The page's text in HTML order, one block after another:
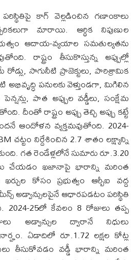
పరిస్థితిపై కాగ్ వెల్లడించిన గణాంకాలు
మారాయి. ఆర్థిక నిపుణుల
ఆదాయ-వ్యయాల సమతుల్యతను
రాష్ట్రం తీసుకొస్తున్న అప్పుల్లో
సాగునీటి ప్రాజెక్టులు, పారిశ్రామిక
పనులకు వెళ్తుండగా, మిగిలిన
పాత అప్పుల వడ్డీలు, సంక్షేమ
దీంతో రాష్ట్రం అప్పు తెచ్చి అప్పు కట్టే
ఆందోళన వ్యక్తమవుతోంది. 2024-
చట్టం నిర్దేశించిన 2.7 శాతం లక్ష్యాన్ని
గత రెండేళ్లలోనే సుమారు రూ.3.20
చేయడం ఖజానాపై భారాన్ని మరింత
కోసం ప్రభుత్వం ఆర్బీఐ వద్ద
అడ్వాన్సులపైనే ఆధారపడటం పరిస్థితి
2024-25లో కేవలం 8 రోజులు తప్ప
అడ్వాన్సుల ద్వారానే నిధులు
ఏడాదిలో రూ.1.72 లక్షల కోట్ల
తీసుకోవడం వడ్డీ భారాన్ని మరింత